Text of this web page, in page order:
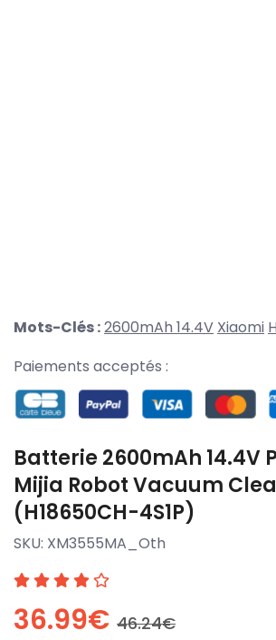
Mots-Clés :2600mAh 14.4V Xiaomi
Paiements acceptés :
Batterie 2600mAh 14.4V
Mijia Robot Vacuum
(H18650CH-4S1P)
SKU: XM3555MA_Oth
36.99€ 46.24€